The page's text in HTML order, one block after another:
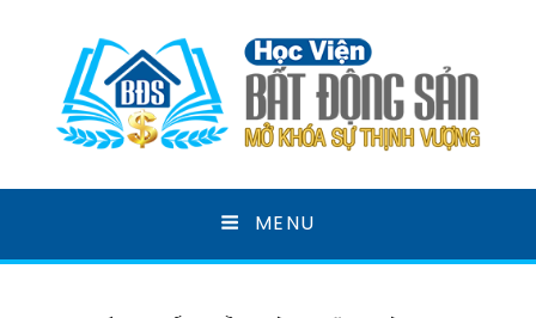
HỌC VIỆN BẤT ĐỘNG
SẢN
MENU